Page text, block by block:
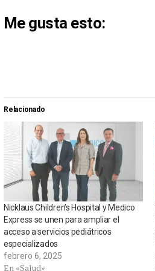
Me gusta esto:
Relacionado
Nicklaus Children’s Hospital y Medico
Express se unen para ampliar el
acceso a servicios pediátricos
especializados
febrero 6, 2025
En «Salud»